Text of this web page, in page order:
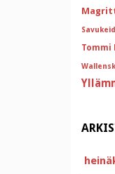
Tommi